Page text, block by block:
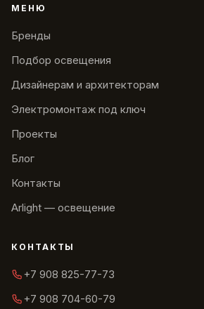
МЕНЮ
Бренды
Подбор освещения
Дизайнерам и архитекторам
Электромонтаж под ключ
Проекты
Блог
Контакты
Arlight — освещение
КОНТАКТЫ
+7 908 825-77-73
+7 908 704-60-79